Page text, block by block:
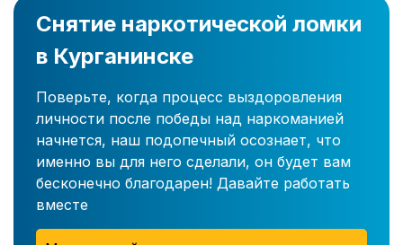
Снятие наркотической ломки
в Курганинске
Поверьте, когда процесс выздоровления
личности после победы над наркоманией
начнется, наш подопечный осознает, что
именно вы для него сделали, он будет вам
бесконечно благодарен! Давайте работать
вместе